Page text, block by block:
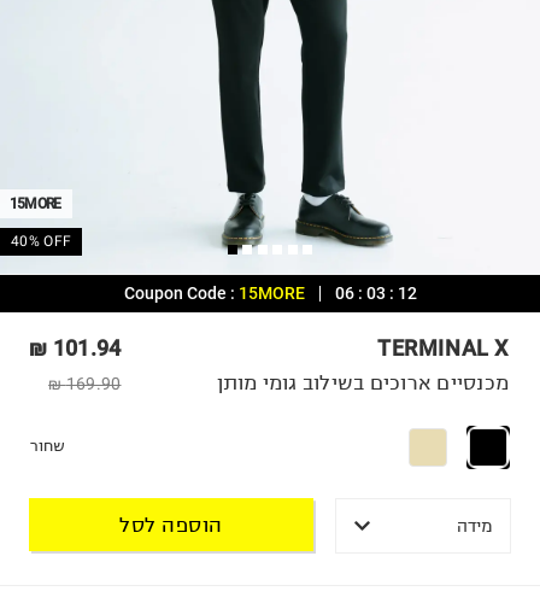
15MORE
40% OFF
06 : 03 : 12
Coupon Code : 15MORE
TERMINAL X
101.94 ₪
169.90 ₪ מכנסיים ארוכים בשילוב גומי מותן
שחור
מידה הוספה לסל